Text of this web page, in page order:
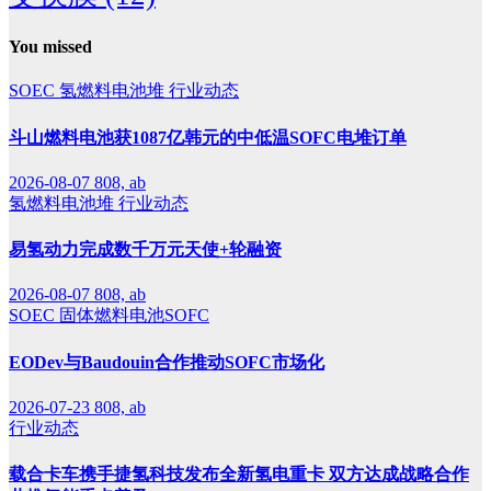
You missed
SOEC 氢燃料电池堆 行业动态
斗山燃料电池获1087亿韩元的中低温SOFC电堆订单
2026-08-07 808, ab
氢燃料电池堆 行业动态
易氢动力完成数千万元天使+轮融资
2026-08-07 808, ab
SOEC 固体燃料电池SOFC
EODev与Baudouin合作推动SOFC市场化
2026-07-23 808, ab
行业动态
载合卡车携手捷氢科技发布全新氢电重卡 双方达成战略合作